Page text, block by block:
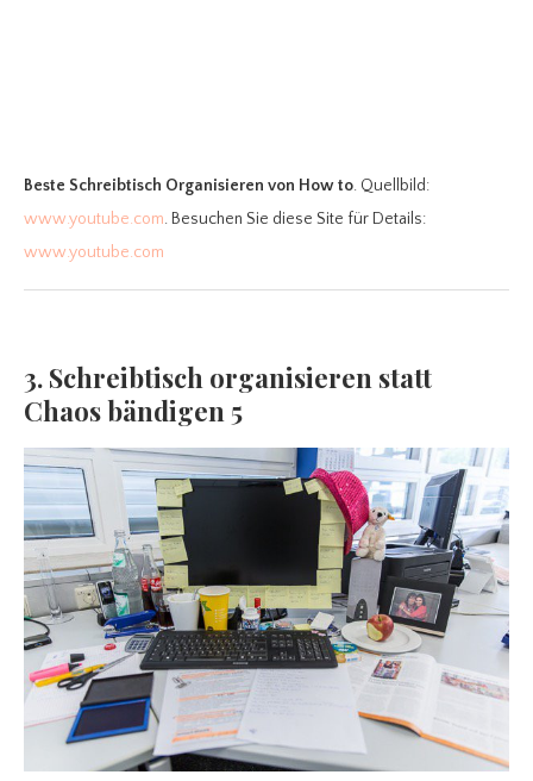
Beste Schreibtisch Organisieren von How to. Quellbild:
www.youtube.com. Besuchen Sie diese Site für Details:
www.youtube.com
3. Schreibtisch organisieren statt
Chaos bändigen 5